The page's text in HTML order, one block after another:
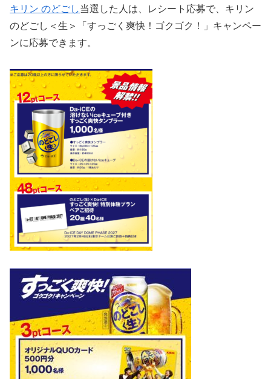
キリン のどごし当選した人は、レシート応募で、 キリン
のどごし＜生＞「すっごく爽快！ゴクゴク！」キャンペー
ンに応募できます。